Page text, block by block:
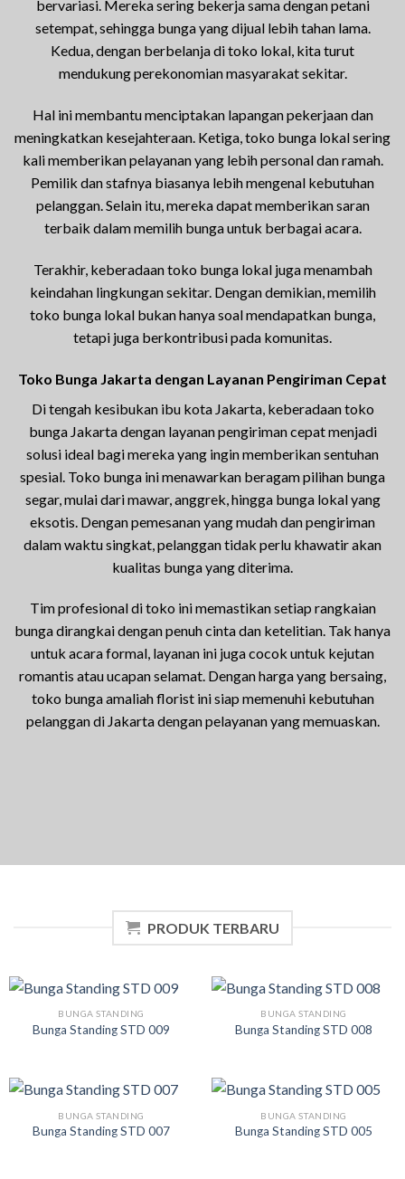
bervariasi. Mereka sering bekerja sama dengan petani
setempat, sehingga bunga yang dijual lebih tahan lama.
Kedua, dengan berbelanja di toko lokal, kita turut
mendukung perekonomian masyarakat sekitar.
Hal ini membantu menciptakan lapangan pekerjaan dan
meningkatkan kesejahteraan. Ketiga, toko bunga lokal sering
kali memberikan pelayanan yang lebih personal dan ramah.
Pemilik dan stafnya biasanya lebih mengenal kebutuhan
pelanggan. Selain itu, mereka dapat memberikan saran
terbaik dalam memilih bunga untuk berbagai acara.
Terakhir, keberadaan toko bunga lokal juga menambah
keindahan lingkungan sekitar. Dengan demikian, memilih
toko bunga lokal bukan hanya soal mendapatkan bunga,
tetapi juga berkontribusi pada komunitas.
Toko Bunga Jakarta dengan Layanan Pengiriman Cepat
Di tengah kesibukan ibu kota Jakarta, keberadaan toko
bunga Jakarta dengan layanan pengiriman cepat menjadi
solusi ideal bagi mereka yang ingin memberikan sentuhan
spesial. Toko bunga ini menawarkan beragam pilihan bunga
segar, mulai dari mawar, anggrek, hingga bunga lokal yang
eksotis. Dengan pemesanan yang mudah dan pengiriman
dalam waktu singkat, pelanggan tidak perlu khawatir akan
kualitas bunga yang diterima.
Tim profesional di toko ini memastikan setiap rangkaian
bunga dirangkai dengan penuh cinta dan ketelitian. Tak hanya
untuk acara formal, layanan ini juga cocok untuk kejutan
romantis atau ucapan selamat. Dengan harga yang bersaing,
toko bunga amaliah florist ini siap memenuhi kebutuhan
pelanggan di Jakarta dengan pelayanan yang memuaskan.
PRODUK TERBARU
BUNGA STANDING
Bunga Standing STD 009
BUNGA STANDING
Bunga Standing STD 008
BUNGA STANDING
Bunga Standing STD 007
BUNGA STANDING
Bunga Standing STD 005